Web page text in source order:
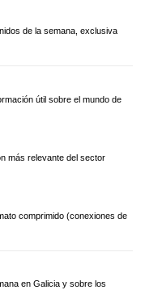
de la semana, exclusiva
útil sobre el mundo de
más relevante del sector
comprimido (conexiones de
en Galicia y sobre los